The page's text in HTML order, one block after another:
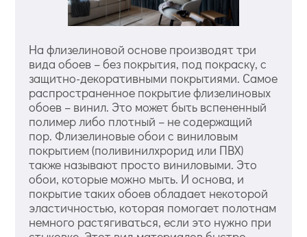
На флизелиновой основе производят три
вида обоев – без покрытия, под покраску, с
защитно-декоративными покрытиями. Самое
распространенное покрытие флизелиновых
обоев – винил. Это может быть вспененный
полимер либо плотный – не содержащий
пор. Флизелиновые обои с виниловым
покрытием (поливинилхрорид или ПВХ)
также называют просто виниловыми. Это
обои, которые можно мыть. И основа, и
покрытие таких обоев обладает некоторой
эластичностью, которая помогает полотнам
немного растягиваться, если это нужно при